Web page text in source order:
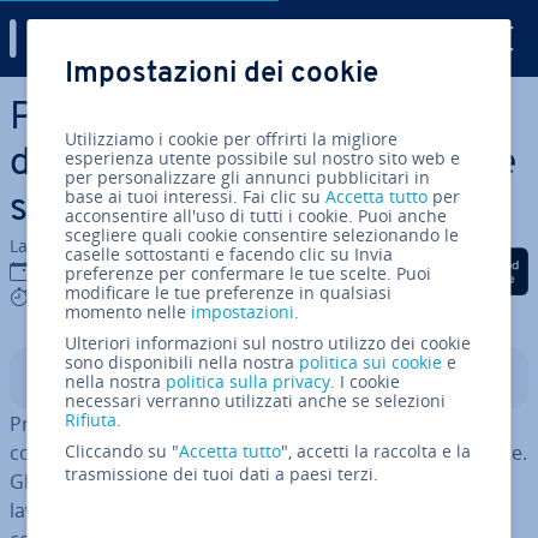
Vai al contenuto prin­ci­pa­le
Pro­gram­ma­re con l’IA: ambiti
di ap­pli­ca­zio­ne, op­por­tu­ni­tà e
sfide
La redazione di IONOS
07 nov 2025
6 mins
Condividi via Facebook
Condividi via Twitter
Condividi via
Indice
Pro­gram­ma­re con l’aiuto dell’in­tel­li­gen­za ar­ti­fi­cia­le
consente di rendere il processo di sviluppo più ef­fi­cien­te.
Gli as­si­sten­ti basati sull’IA per­met­to­no ai team di
lavorare in modo più rapido e preciso, ab­bas­san­do al
Impostazioni dei cookie
Utilizziamo i cookie per offrirti la migliore
esperienza utente possibile sul nostro sito web e
per personalizzare gli annunci pubblicitari in
base ai tuoi interessi. Fai clic suAccetta tutto per
acconsentire all'uso di tutti i cookie. Puoi anche
scegliere quali cookie consentire selezionando le
caselle sottostanti e facendo clic su Invia
preferenze per confermare le tue scelte. Puoi
modificare le tue preferenze in qualsiasi
momento nelle impostazioni.
Ulteriori informazioni sul nostro utilizzo dei cookie
sono disponibili nella nostra politica sui cookie e
nella nostra politica sulla privacy. I cookie
necessari verranno utilizzati anche se selezioni
Rifiuta.
Cliccando su "Accetta tutto", accetti la raccolta e la
trasmissione dei tuoi dati a paesi terzi.